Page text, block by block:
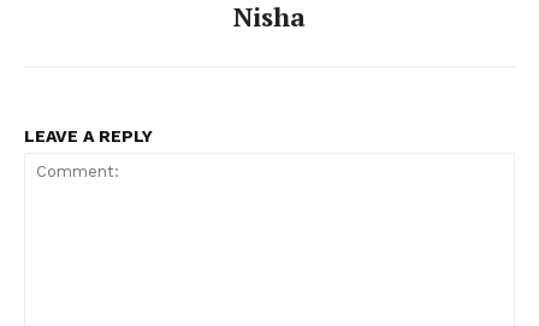
Nisha
LEAVE A REPLY